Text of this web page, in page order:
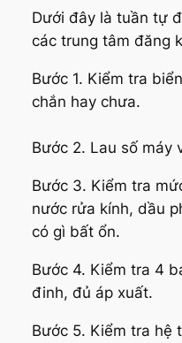
Dưới đây là tuần tự
các trung tâm đăng
Bước 1. Kiểm tra
chắn hay chưa.
Bước 2. Lau số máy
Bước 3. Kiểm tra
nước rửa kính, dầu
có gì bất ổn.
Bước 4. Kiểm tra 4
đinh, đủ áp xuất.
Bước 5. Kiểm tra hệ